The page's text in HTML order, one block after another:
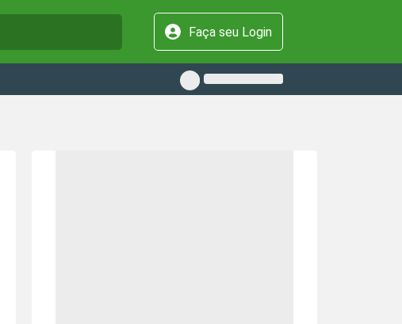
Faça seu Login